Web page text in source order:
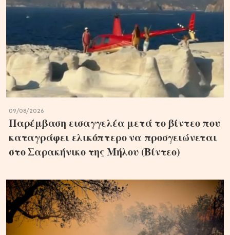
09/08/2026
Παρέμβαση εισαγγελέα μετά το βίντεο που
καταγράφει ελικόπτερο να προσγειώνεται
στο Σαρακήνικο της Μήλου (Βίντεο)